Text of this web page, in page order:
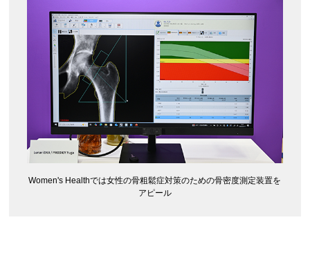
Women's Healthでは女性の骨粗鬆症対策のための骨密度測定装置を
アピール